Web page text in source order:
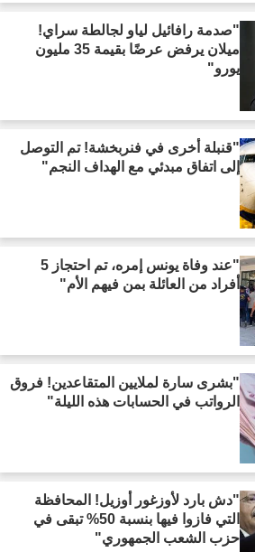
"صدمة رافائيل لياو لجالطة سراي!
ميلان يرفض عرضًا بقيمة 35 مليون
يورو"
"قنبلة أخرى في فنربخشة! تم التوصل
إلى اتفاق مبدئي مع الهداف النجم"
"عند وفاة يونس إمره، تم احتجاز 5
أفراد من العائلة بمن فيهم الأم"
"بشرى سارة لملايين المتقاعدين! فروق
الرواتب في الحسابات هذه الليلة"
"دش بارد لأوزغور أوزيل! المحافظة
التي فازوا فيها بنسبة 50% تبقى في
حزب الشعب الجمهوري"